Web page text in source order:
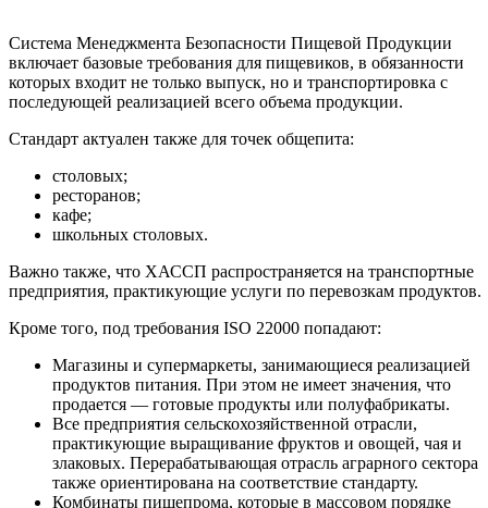
Система Менеджмента Безопасности Пищевой Продукции
включает базовые требования для пищевиков, в обязанности
которых входит не только выпуск, но и транспортировка с
последующей реализацией всего объема продукции.
Стандарт актуален также для точек общепита:
столовых;
ресторанов;
кафе;
школьных столовых.
Важно также, что ХАССП распространяется на транспортные
предприятия, практикующие услуги по перевозкам продуктов.
Кроме того, под требования ISO 22000 попадают:
Магазины и супермаркеты, занимающиеся реализацией
продуктов питания. При этом не имеет значения, что
продается — готовые продукты или полуфабрикаты.
Все предприятия сельскохозяйственной отрасли,
практикующие выращивание фруктов и овощей, чая и
злаковых. Перерабатывающая отрасль аграрного сектора
также ориентирована на соответствие стандарту.
Комбинаты пищепрома, которые в массовом порядке